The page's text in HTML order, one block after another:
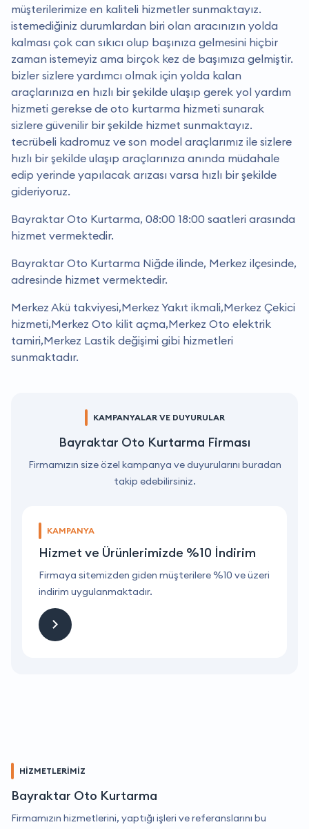
müşterilerimize en kaliteli hizmetler sunmaktayız.
i̇stemediğiniz durumlardan biri olan aracınızın yolda
kalması çok can sıkıcı olup başınıza gelmesini hiçbir
zaman istemeyiz ama birçok kez de başımıza gelmiştir.
bizler sizlere yardımcı olmak için yolda kalan
araçlarınıza en hızlı bir şekilde ulaşıp gerek yol yardım
hizmeti gerekse de oto kurtarma hizmeti sunarak
sizlere güvenilir bir şekilde hizmet sunmaktayız.
tecrübeli kadromuz ve son model araçlarımız ile sizlere
hızlı bir şekilde ulaşıp araçlarınıza anında müdahale
edip yerinde yapılacak arızası varsa hızlı bir şekilde
gideriyoruz.
Bayraktar Oto Kurtarma, 08:00 18:00 saatleri arasında
hizmet vermektedir.
Bayraktar Oto Kurtarma Niğde ilinde, Merkez ilçesinde,
adresinde hizmet vermektedir.
Merkez Akü takviyesi,Merkez Yakıt ikmali,Merkez Çekici
hizmeti,Merkez Oto kilit açma,Merkez Oto elektrik
tamiri,Merkez Lastik değişimi gibi hizmetleri
sunmaktadır.
KAMPANYALAR VE DUYURULAR
Bayraktar Oto Kurtarma Firması
Firmamızın size özel kampanya ve duyurularını buradan
takip edebilirsiniz.
KAMPANYA
Hizmet ve Ürünlerimizde %10 İndirim
Firmaya sitemizden giden müşterilere %10 ve üzeri
indirim uygulanmaktadır.
HİZMETLERİMİZ
Bayraktar Oto Kurtarma
Firmamızın hizmetlerini, yaptığı işleri ve referanslarını bu